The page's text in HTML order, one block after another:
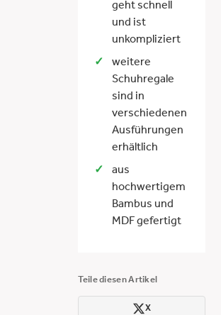
geht schnell
und ist
unkompliziert
weitere
Schuhregale
sind in
verschiedenen
Ausführungen
erhältlich
aus
hochwertigem
Bambus und
MDF gefertigt
Teile diesen Artikel
X